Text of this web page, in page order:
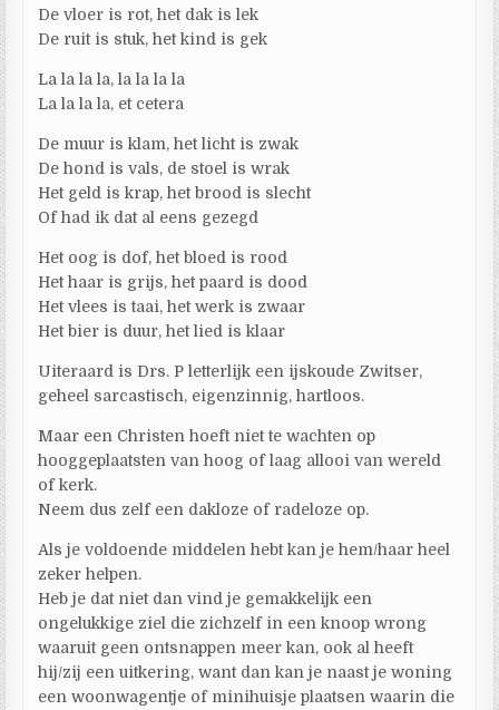
De vloer is rot, het dak is lek
De ruit is stuk, het kind is gek
La la la la, la la la la
La la la la, et cetera
De muur is klam, het licht is zwak
De hond is vals, de stoel is wrak
Het geld is krap, het brood is slecht
Of had ik dat al eens gezegd
Het oog is dof, het bloed is rood
Het haar is grijs, het paard is dood
Het vlees is taai, het werk is zwaar
Het bier is duur, het lied is klaar
Uiteraard is Drs. P letterlijk een ijskoude Zwitser,
geheel sarcastisch, eigenzinnig, hartloos.
Maar een Christen hoeft niet te wachten op
hooggeplaatsten van hoog of laag allooi van wereld
of kerk.
Neem dus zelf een dakloze of radeloze op.
Als je voldoende middelen hebt kan je hem/haar heel
zeker helpen.
Heb je dat niet dan vind je gemakkelijk een
ongelukkige ziel die zichzelf in een knoop wrong
waaruit geen ontsnappen meer kan, ook al heeft
hij/zij een uitkering, want dan kan je naast je woning
een woonwagentje of minihuisje plaatsen waarin die